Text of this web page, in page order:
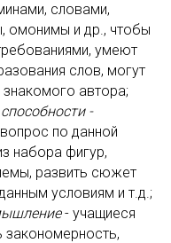
словами,
омонимы и др., чтобы
умеют
слов, могут
знакомого автора;
-
по данной
набора фигур,
развить сюжет
условиям и т.д.;
- учащиеся
закономерность,